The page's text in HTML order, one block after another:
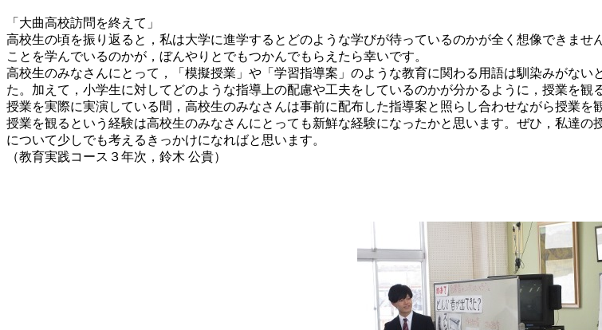
「大曲高校訪問を終えて」
高校生の頃を振り返ると，私は大学に進学するとどのような学びが待っているのかが全く想像できま
ことを学んでいるのかが，ぼんやりとでもつかんでもらえたら幸いです。
高校生のみなさんにとって，「模擬授業」や「学習指導案」のような教育に関わる用語は馴染みがな
た。加えて，小学生に対してどのような指導上の配慮や工夫をしているのかが分かるように，授業を
授業を実際に実演している間，高校生のみなさんは事前に配布した指導案と照らし合わせながら授業
授業を観るという経験は高校生のみなさんにとっても新鮮な経験になったかと思います。ぜひ，私達
について少しでも考えるきっかけになればと思います。
（教育実践コース３年次，鈴木 公貴）